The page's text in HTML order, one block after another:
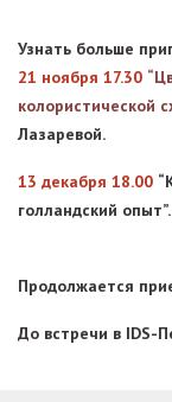
Узнать больше
21 ноября 17.30
колористической
Лазаревой.
13 декабря 18.00
голландский
Продолжается
До встречи в IDS-